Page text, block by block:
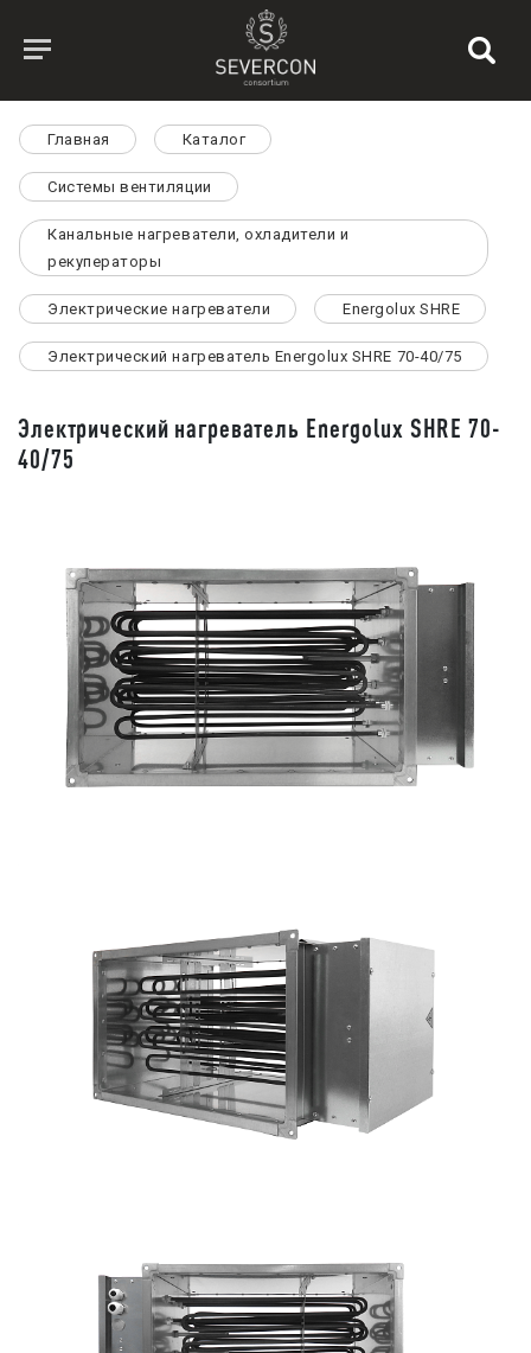
Главная Каталог
Системы вентиляции
Канальные нагреватели, охладители и
рекуператоры
Электрические нагреватели Energolux SHRE
Электрический нагреватель Energolux SHRE 70-40/75
Электрический нагреватель Energolux SHRE 70-
40/75